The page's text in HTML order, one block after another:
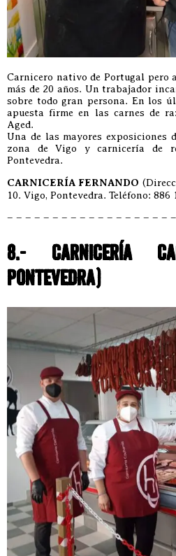
Carnicero nativo de Portugal pero
más de 20 años. Un trabajador
sobre todo gran persona. En los
apuesta firme en las carnes de
Aged.
Una de las mayores exposiciones
zona de Vigo y carnicería de
Pontevedra.
CARNICERÍA FERNANDO
10. Vigo, Pontevedra. Teléfono: 886
– – – – – – – – – – – – – – – – – –
8.- CARNICERÍA
PONTEVEDRA)